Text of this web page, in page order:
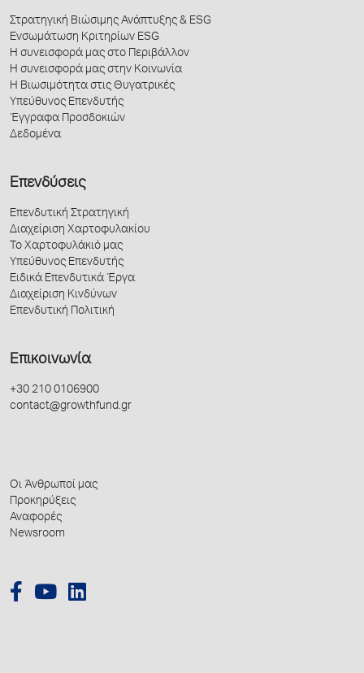
Στρατηγική Βιώσιμης Ανάπτυξης & ESG
Ενσωμάτωση Κριτηρίων ESG
Η συνεισφορά μας στο Περιβάλλον
Η συνεισφορά μας στην Κοινωνία
Η Βιωσιμότητα στις Θυγατρικές
Υπεύθυνος Επενδυτής
Έγγραφα Προσδοκιών
Δεδομένα
Επενδύσεις
Επενδυτική Στρατηγική
Διαχείριση Χαρτοφυλακίου
Το Χαρτοφυλάκιό μας
Υπεύθυνος Επενδυτής
Ειδικά Επενδυτικά Έργα
Διαχείριση Κινδύνων
Επενδυτική Πολιτική
Επικοινωνία
+30 210 0106900
contact@growthfund.gr
Οι Άνθρωποί μας
Προκηρύξεις
Αναφορές
Newsroom